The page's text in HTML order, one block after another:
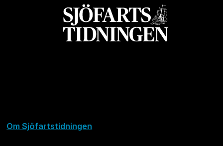
Om Sjöfartstidningen